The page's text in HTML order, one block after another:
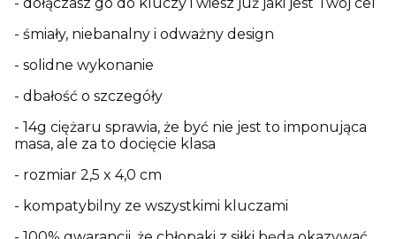
- śmiały, niebanalny i odważny design
- solidne wykonanie
- dbałość o szczegóły
- 14g ciężaru sprawia, że być nie jest to imponująca
masa, ale za to docięcie klasa
- rozmiar 2,5 x 4,0 cm
- kompatybilny ze wszystkimi kluczami